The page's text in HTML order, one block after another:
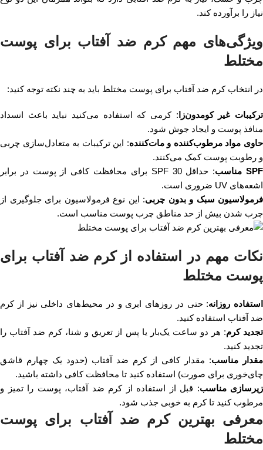
نیاز را برآورده کند.
ویژگی‌های مهم کرم ضد آفتاب برای پوست
مختلط
در انتخاب کرم ضد آفتاب برای پوست مختلط باید به چند نکته توجه کنید:
ترکیبات غیر کومدون‌زا : کرمی که استفاده می‌کنید نباید باعث انسداد
منافذ پوست و ایجاد جوش شود.
حاوی مواد مرطوب‌کننده و مات‌کننده: این ترکیبات به متعادل‌سازی چربی
و رطوبت پوست کمک می‌کنند.
SPF مناسب
: حداقل SPF 30 برای محافظت کافی از پوست در برابر
اشعه‌های UV ضروری است.
فرمولاسیون سبک و بدون چربی: این نوع فرمولاسیون برای جلوگیری از
چرب شدن بیش از حد مناطق چرب پوست مناسب است.
نکات مهم در استفاده از کرم ضد آفتاب برای
پوست مختلط
استفاده روزانه: حتی در روزهای ابری و در محیط‌های داخلی نیز از کرم
ضد آفتاب استفاده کنید.
تجدید کرم: هر دو ساعت یک‌بار یا پس از تعریق و شنا، کرم ضد آفتاب را
تجدید کنید.
مقدار مناسب: مقدار کافی از کرم ضد آفتاب (حدود یک چهارم قاشق
چای‌خوری برای صورت) استفاده کنید تا محافظت کافی داشته باشید.
زیرسازی مناسب: قبل از استفاده از کرم ضد آفتاب، پوست را تمیز و
مرطوب کنید تا کرم به خوبی جذب شود.
معرفی بهترین کرم ضد آفتاب برای پوست
مختلط